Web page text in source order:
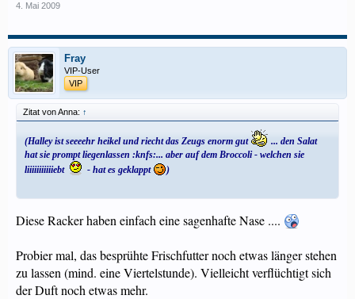
4. Mai 2009
Fray
VIP-User
VIP
Zitat von Anna: ↑
(Halley ist seeeehr heikel und riecht das Zeugs enorm gut
... den Salat
hat sie prompt liegenlassen :knfs:... aber auf dem Broccoli - welchen sie
liiiiiiiiiiiebt
- hat es geklappt )
Diese Racker haben einfach eine sagenhafte Nase ....
Probier mal, das besprühte Frischfutter noch etwas länger stehen
zu lassen (mind. eine Viertelstunde). Vielleicht verflüchtigt sich
der Duft noch etwas mehr.